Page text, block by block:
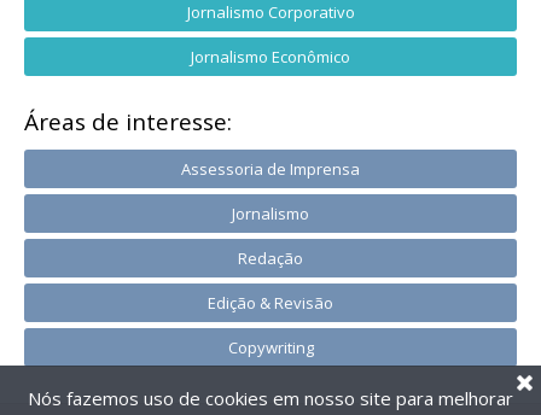
Jornalismo Corporativo
Jornalismo Econômico
Áreas de interesse:
Assessoria de Imprensa
Jornalismo
Redação
Edição & Revisão
Copywriting
Nós fazemos uso de cookies em nosso site para melhorar